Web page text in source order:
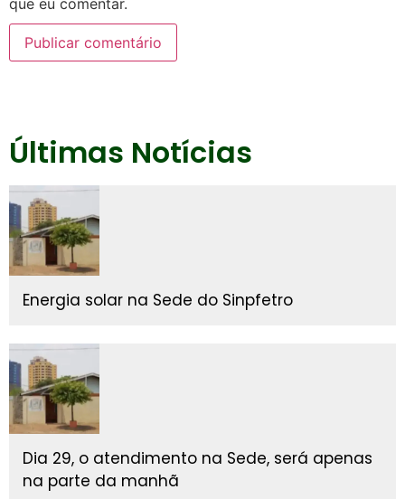
Últimas Notícias
Energia solar na Sede do Sinpfetro
Dia 29, o atendimento na Sede, será apenas
na parte da manhã